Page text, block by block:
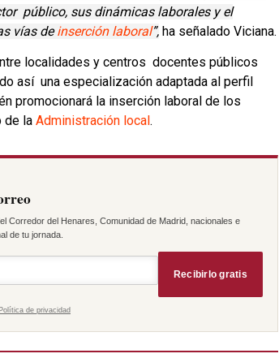
público, sus dinámicas laborales y el
vías deinserción laboral”, ha señalado Viciana.
localidades y centros docentes públicos
así una especialización adaptada al perfil
promocionará la inserción laboral de los
de la Administración local.
Corredor del Henares, Comunidad de Madrid, nacionales e
de tu jornada.
Recibirlo gratis
Política de privacidad